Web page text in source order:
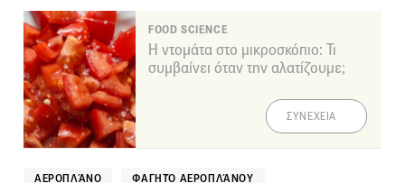
FOOD SCIENCE
Η ντομάτα στο μικροσκόπιο: Τι
συμβαίνει όταν την αλατίζουμε;
ΣΥΝΕΧΕΙΑ
ΑΕΡΟΠΛΆΝΟ ΦΑΓΗΤΌ ΑΕΡΟΠΛΆΝΟΥ